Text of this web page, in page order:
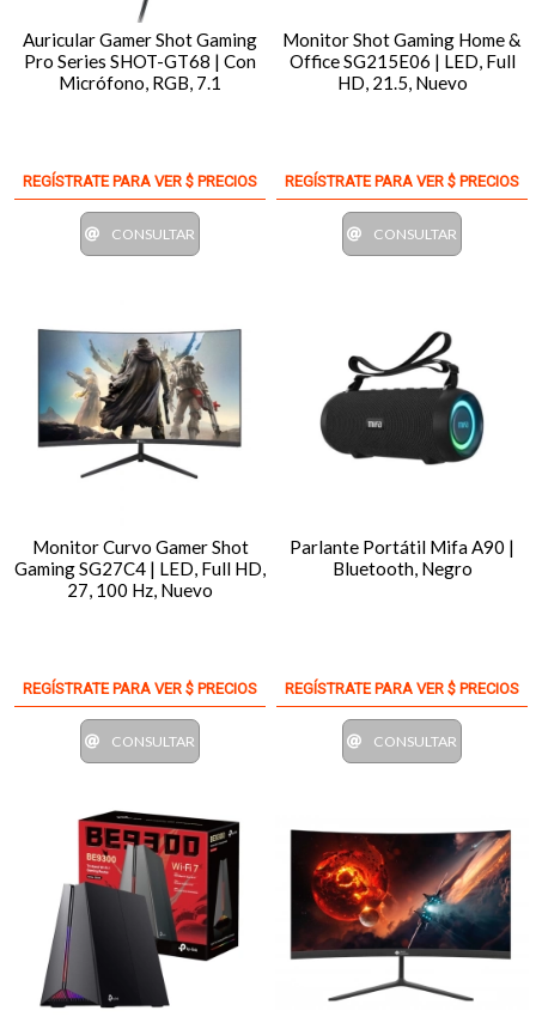
Auricular Gamer Shot Gaming
Pro Series SHOT-GT68 | Con
Micrófono, RGB, 7.1
REGÍSTRATE PARA VER $ PRECIOS
CONSULTAR
Monitor Shot Gaming Home &
Office SG215E06 | LED, Full
HD, 21.5, Nuevo
REGÍSTRATE PARA VER $ PRECIOS
CONSULTAR
Monitor Curvo Gamer Shot
Gaming SG27C4 | LED, Full HD,
27, 100 Hz, Nuevo
REGÍSTRATE PARA VER $ PRECIOS
CONSULTAR
Parlante Portátil Mifa A90 |
Bluetooth, Negro
REGÍSTRATE PARA VER $ PRECIOS
CONSULTAR